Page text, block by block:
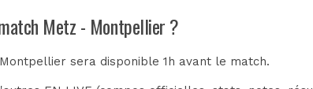
Metz - Montpellier ?
sera disponible 1h avant le match.